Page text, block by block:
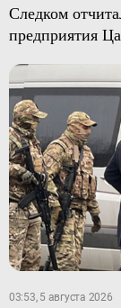
Следком
предприятия
03:53, 5 августа 2026